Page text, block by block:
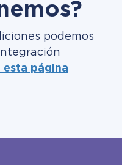
podemos
esta página